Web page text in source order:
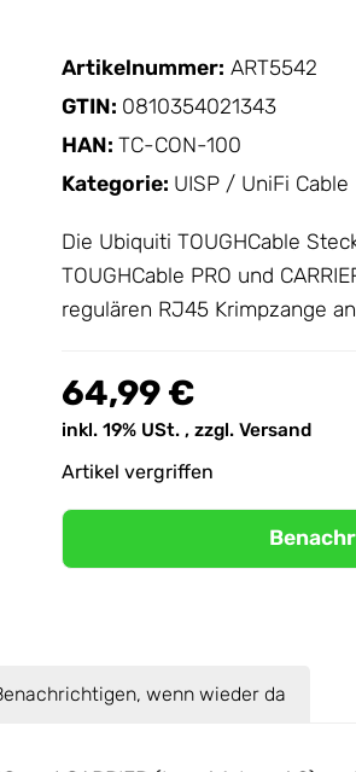
Artikelnummer: ART5542
GTIN: 0810354021343
HAN: TC-CON-100
Kategorie: UISP / UniFi Cable
Die Ubiquiti TOUGHCable
TOUGHCable PRO und
regulären RJ45 Krimpzange
64,99 €
inkl. 19% USt. , zzgl. Versand
Artikel vergriffen
wenn wieder da